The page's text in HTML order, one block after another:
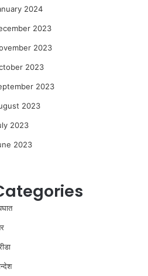
2024
2023
2023
2023
2023
2023
2023
2023